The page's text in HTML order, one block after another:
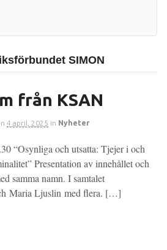
SIMON
från KSAN
4 april, 2025 in Nyheter
“Osynliga och utsatta: Tjejer i och
Presentation av innehållet och
samma namn. I samtalet
Maria Ljuslin med flera. […]